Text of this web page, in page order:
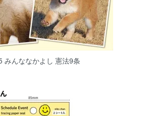
みんななかよし 憲法9条